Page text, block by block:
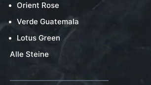
Orient Rose
Verde Guatemala
Lotus Green
Alle Steine